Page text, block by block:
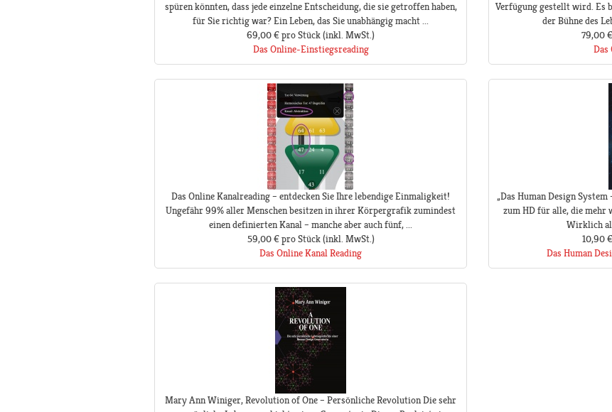
spüren könnten, dass jede einzelne Entscheidung, die sie getroffen haben,
für Sie richtig war? Ein Leben, das Sie unabhängig macht ...
69,00 €pro Stück(inkl. MwSt.)
Das Online-Einstiegsreading
Verfügung gestellt wird. Es
der Bühne des
79,00 €
Das Online Kanalreading – entdecken Sie Ihre lebendige Einmaligkeit!
Ungefähr 99% aller Menschen besitzen in ihrer Körpergrafik zumindest
einen definierten Kanal – manche aber auch fünf, ...
59,00 € pro Stück(inkl. MwSt.)
Das Online Kanal Reading
„Das Human Design
zum HD für alle, die mehr
Wirklich
10,90 €
Das Human
Mary Ann Winiger, Revolution of One – Persönliche Revolution Die sehr